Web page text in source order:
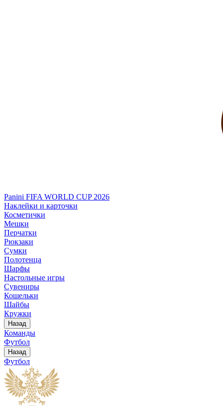
Panini FIFA WORLD CUP 2026
Наклейки и карточки
Косметички
Мешки
Перчатки
Рюкзаки
Сумки
Полотенца
Шарфы
Настольные игры
Сувениры
Кошельки
Шайбы
Кружки
Назад
Команды
Футбол
Назад
Футбол